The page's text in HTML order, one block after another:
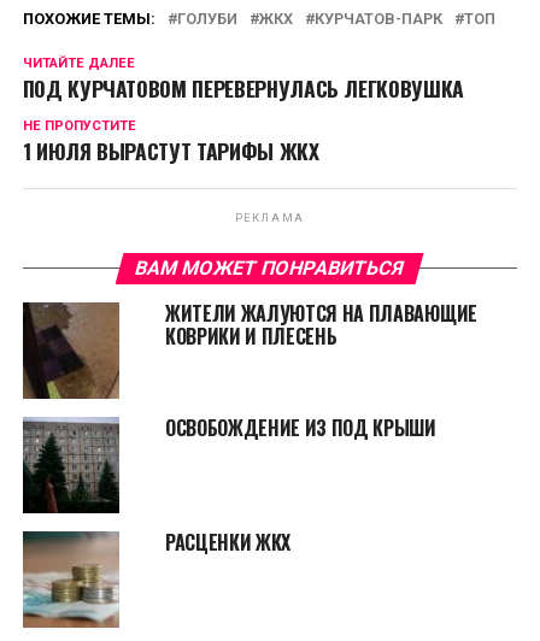
ПОХОЖИЕ ТЕМЫ: ГОЛУБИ ЖКХ КУРЧАТОВ-ПАРК ТОП
ЧИТАЙТЕ ДАЛЕЕ
ПОД КУРЧАТОВОМ ПЕРЕВЕРНУЛАСЬ ЛЕГКОВУШКА
НЕ ПРОПУСТИТЕ
1 ИЮЛЯ ВЫРАСТУТ ТАРИФЫ ЖКХ
РЕКЛАМА
ВАМ МОЖЕТ ПОНРАВИТЬСЯ
ЖИТЕЛИ ЖАЛУЮТСЯ НА ПЛАВАЮЩИЕ
КОВРИКИ И ПЛЕСЕНЬ
ОСВОБОЖДЕНИЕ ИЗ ПОД КРЫШИ
РАСЦЕНКИ ЖКХ